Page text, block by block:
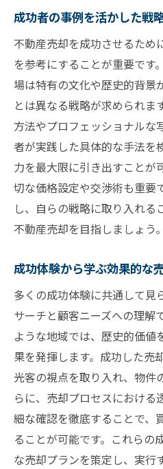
成功者の事例を活かした戦
不動産売却を成功させるため
を参考にすることが重要です
場は特有の文化や歴史的背景
とは異なる戦略が求められま
方法やプロフェッショナルな
者が実践した具体的な手法を
力を最大限に引き出すことが
切な価格設定や交渉術も重要
し、自らの戦略に取り入れる
不動産売却を目指しましょう。
成功体験から学ぶ効果的な
多くの成功体験に共通して見
サーチと顧客ニーズへの理解
ような地域では、歴史的価値
果を発揮します。成功した売
光客の視点を取り入れ、物件
らに、売却プロセスにおける
細な確認を徹底することで、
ることが可能です。これらの
な売却プランを策定し、実行